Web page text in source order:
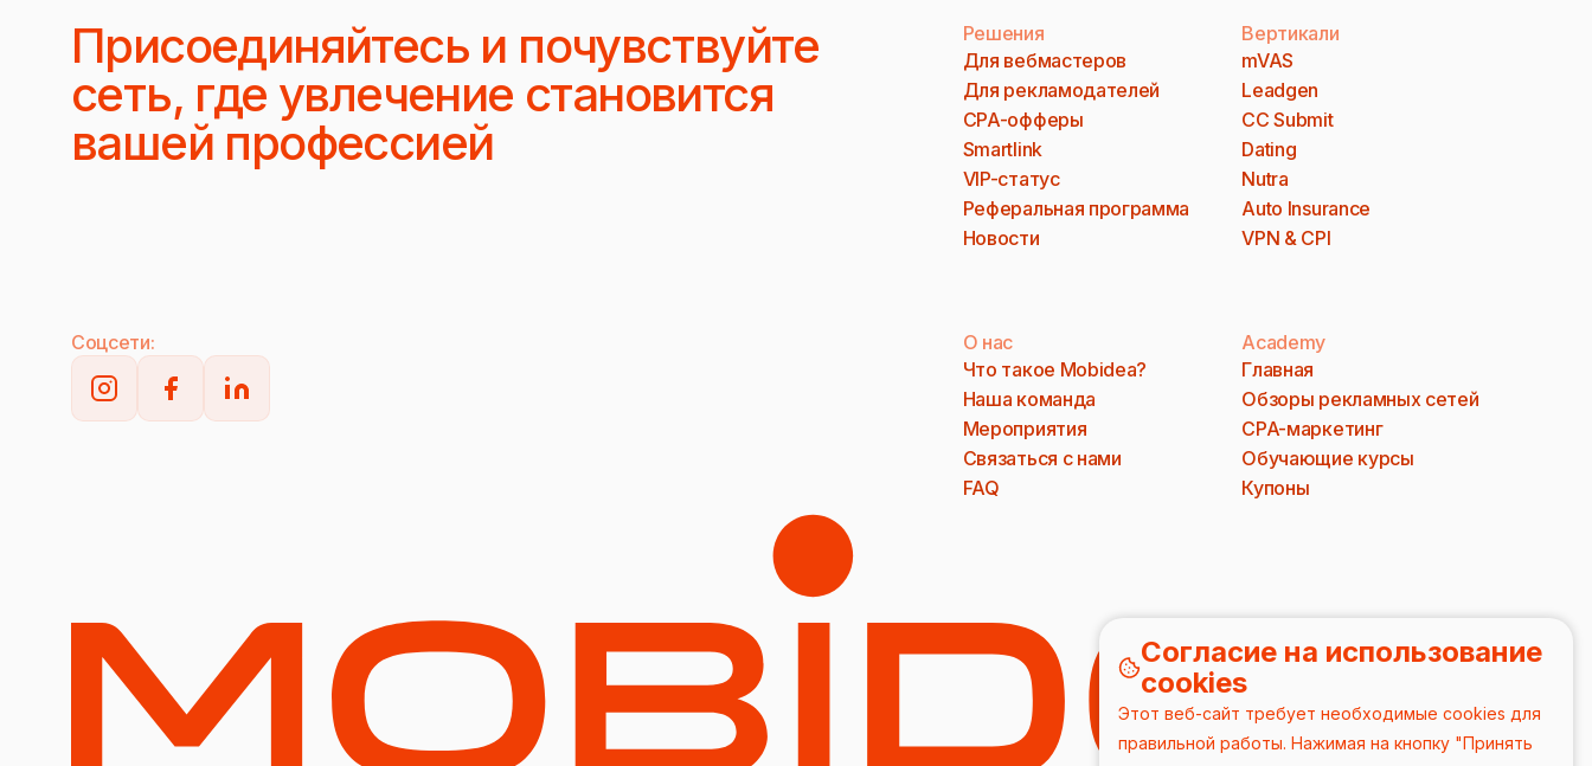
Согласие на использование
cookies
Этот веб-сайт требует необходимые cookies для
правильной работы. Нажимая на кнопку "Принять
Присоединяйтесь и почувствуйте
сеть, где увлечение становится
вашей профессией
Решения
Для вебмастеров
Для рекламодателей
CPA-офферы
Smartlink
VIP-статус
Реферальная программа
Новости
Вертикали
mVAS
Leadgen
CC Submit
Dating
Nutra
Auto Insurance
VPN & CPI
Соцсети:
О нас
Что такое Mobidea?
Наша команда
Мероприятия
Связаться с нами
FAQ
Academy
Главная
Обзоры рекламных сетей
CPA-маркетинг
Обучающие курсы
Купоны